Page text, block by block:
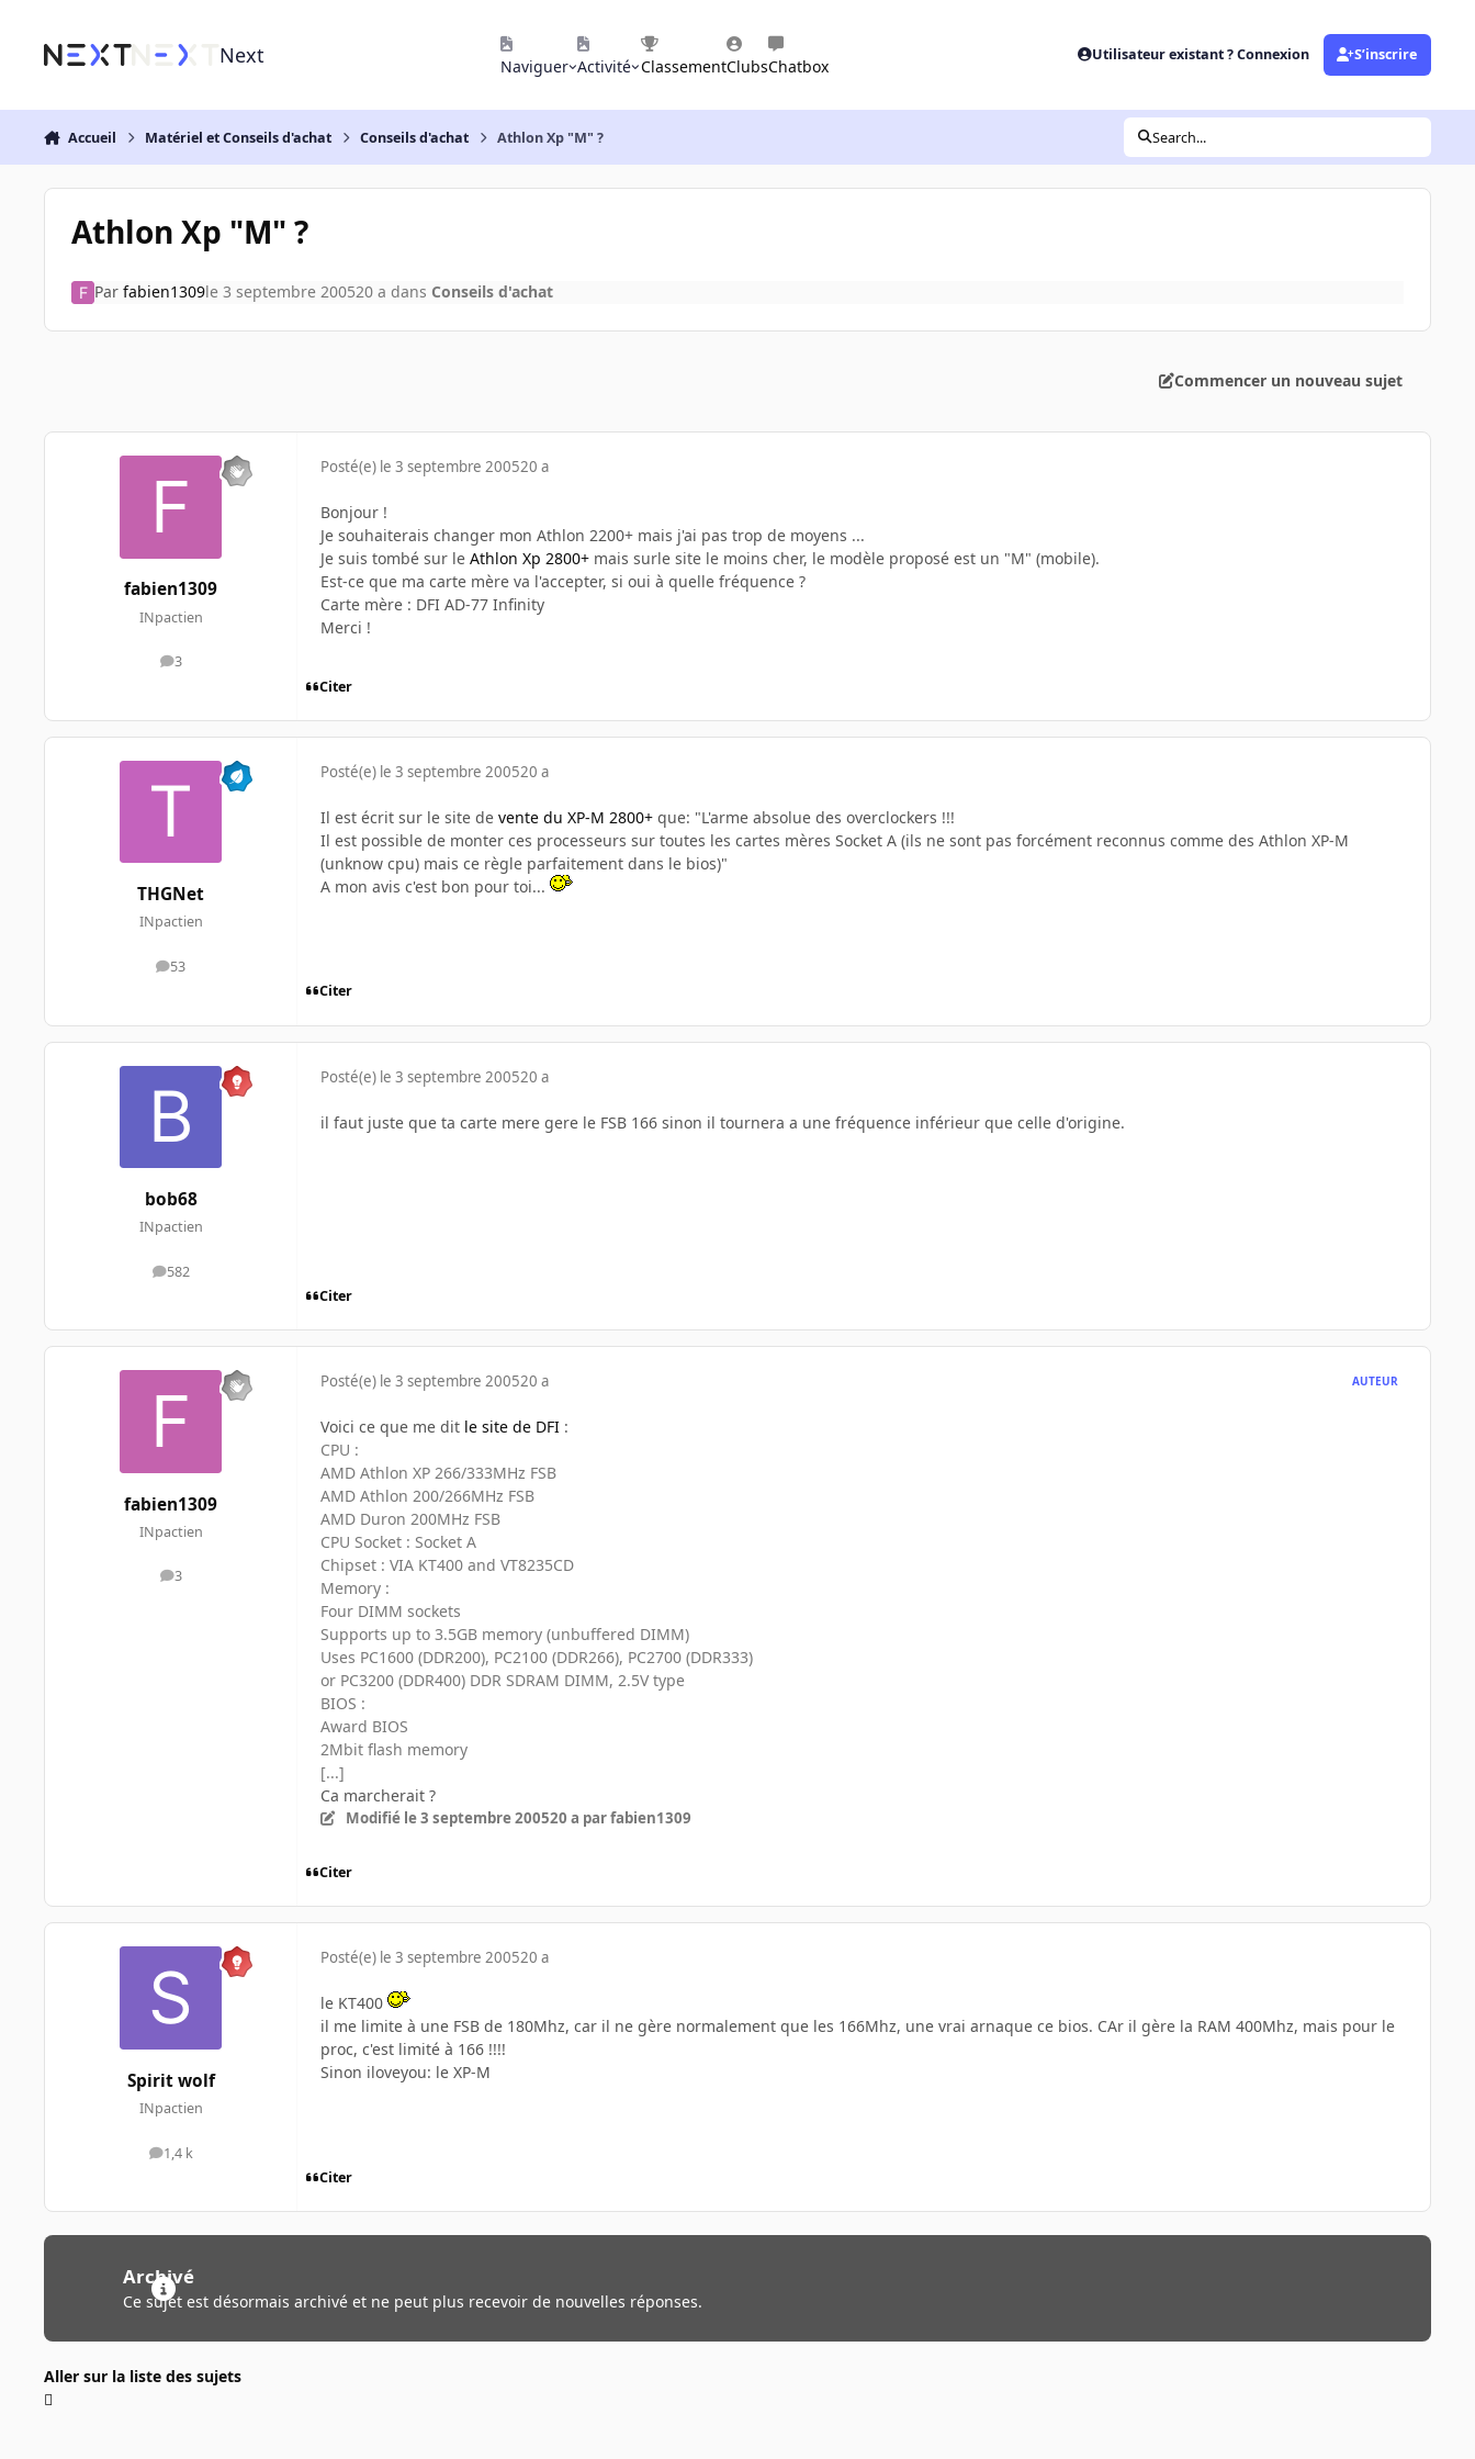
Next Naviguer Activité ClassementClubsChatbox
Utilisateur existant ? Connexion S’inscrire
Accueil Matériel et Conseils d'achat Conseils d'achat Athlon Xp "M" ? Search...
Athlon Xp "M" ?
Par fabien1309le 3 septembre 200520 a dans Conseils d'achat
Commencer un nouveau sujet
fabien1309
INpactien
3
messages
Posté(e) le 3 septembre 200520 a
Bonjour !
Je souhaiterais changer mon Athlon 2200+ mais j'ai pas trop de moyens ...
Je suis tombé sur le Athlon Xp 2800+ mais surle site le moins cher, le modèle proposé est un "M" (mobile).
Est-ce que ma carte mère va l'accepter, si oui à quelle fréquence ?
Carte mère : DFI AD-77 Infinity
Merci !
Citer
THGNet
INpactien
53
messages
Posté(e) le 3 septembre 200520 a
Il est écrit sur le site de vente du XP-M 2800+ que: "L'arme absolue des overclockers !!!
Il est possible de monter ces processeurs sur toutes les cartes mères Socket A (ils ne sont pas forcément reconnus comme des Athlon XP-M
(unknow cpu) mais ce règle parfaitement dans le bios)"
A mon avis c'est bon pour toi...
Citer
bob68
INpactien
582
messages
Posté(e) le 3 septembre 200520 a
il faut juste que ta carte mere gere le FSB 166 sinon il tournera a une fréquence inférieur que celle d'origine.
Citer
fabien1309
INpactien
3
messages
Posté(e) le 3 septembre 200520 a AUTEUR
Voici ce que me dit le site de DFI :
CPU :
AMD Athlon XP 266/333MHz FSB
AMD Athlon 200/266MHz FSB
AMD Duron 200MHz FSB
CPU Socket : Socket A
Chipset : VIA KT400 and VT8235CD
Memory :
Four DIMM sockets
Supports up to 3.5GB memory (unbuffered DIMM)
Uses PC1600 (DDR200), PC2100 (DDR266), PC2700 (DDR333)
or PC3200 (DDR400) DDR SDRAM DIMM, 2.5V type
BIOS :
Award BIOS
2Mbit flash memory
[...]
Ca marcherait ?
Modifié le 3 septembre 200520 a par fabien1309
Citer
Spirit wolf
INpactien
1,4 k
messages
Posté(e) le 3 septembre 200520 a
le KT400
il me limite à une FSB de 180Mhz, car il ne gère normalement que les 166Mhz, une vrai arnaque ce bios. CAr il gère la RAM 400Mhz, mais pour le
proc, c'est limité à 166 !!!!
Sinon iloveyou: le XP-M
Citer
Archivé
Ce sujet est désormais archivé et ne peut plus recevoir de nouvelles réponses.
Aller sur la liste des sujets